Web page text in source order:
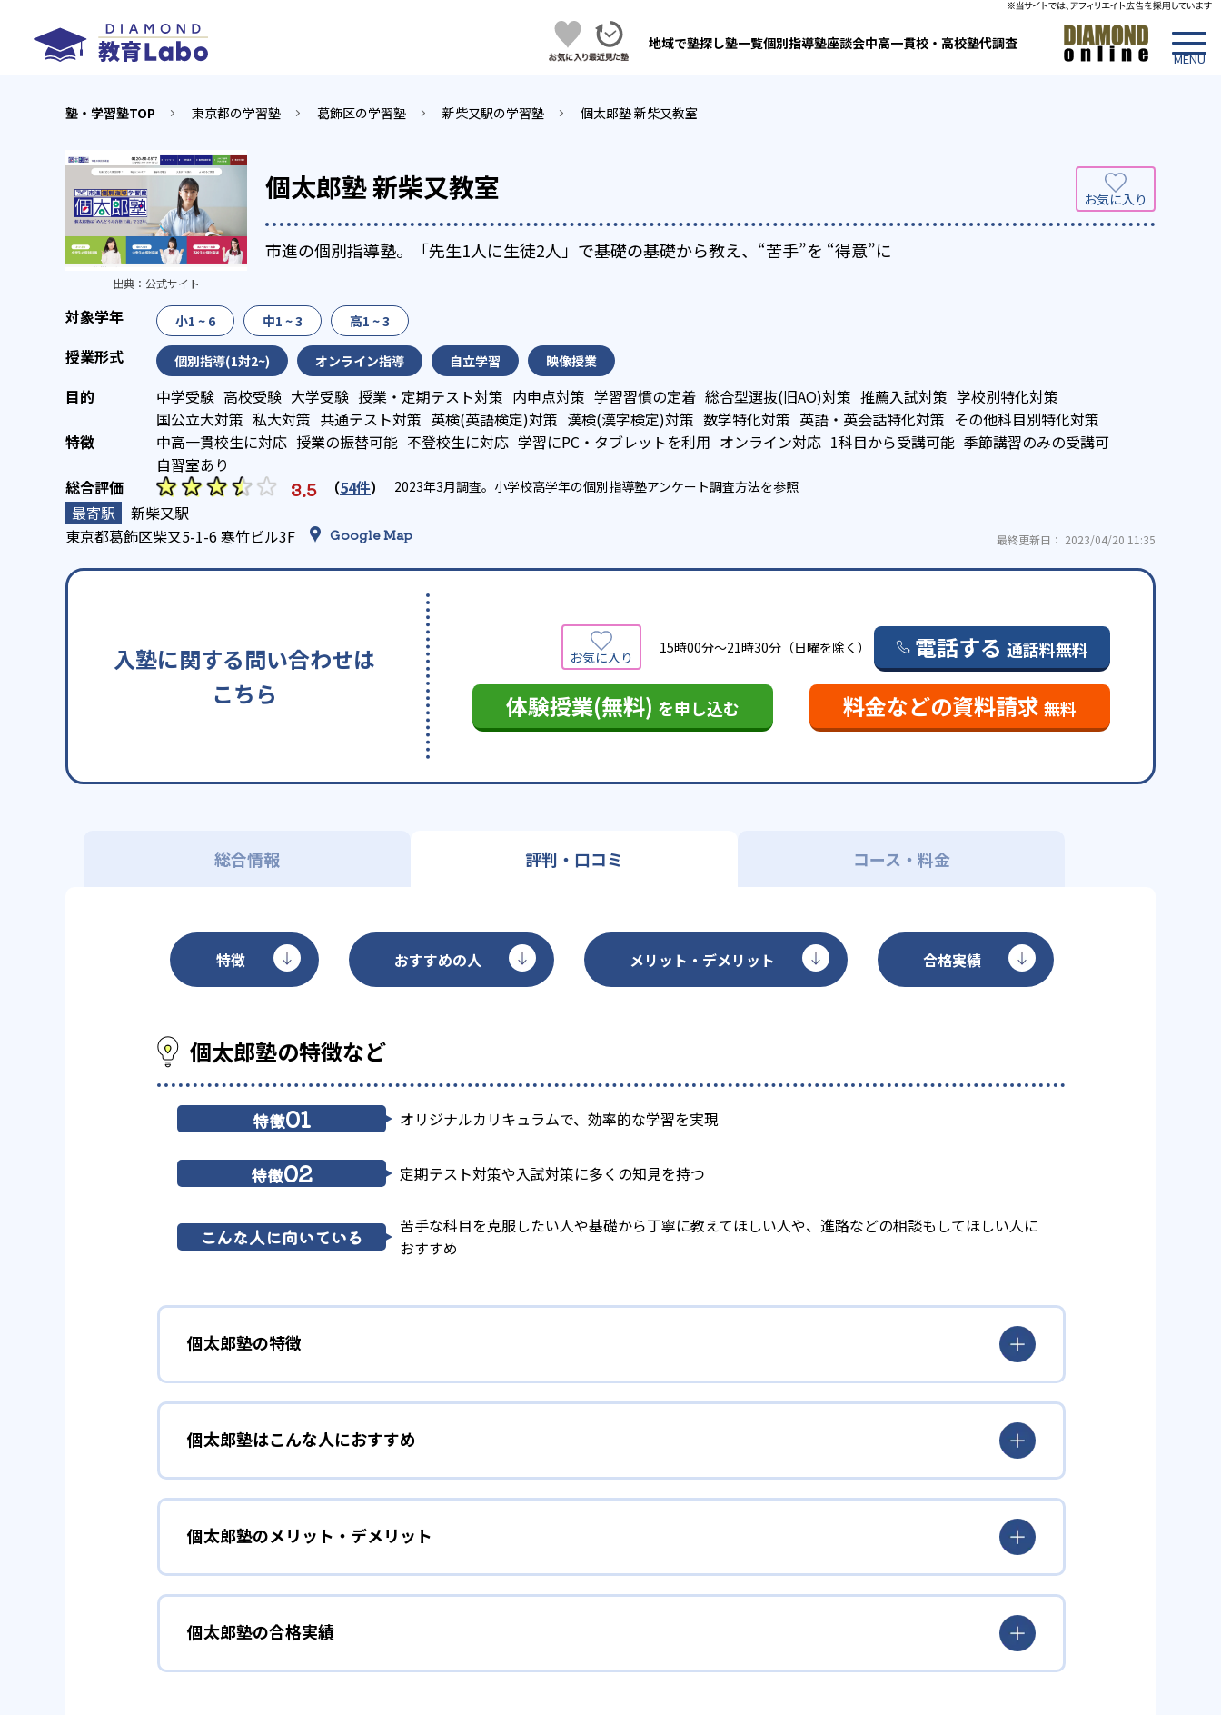
地域で塾探し塾一覧個別指導塾座談会中高一貫校・高校塾代調査
塾・学習塾TOP 東京都の学習塾 葛飾区の学習塾 新柴又駅の学習塾 個太郎塾 新柴又教室
個太郎塾 新柴又教室
市進の個別指導塾。「先生1人に生徒2人」で基礎の基礎から教え、“苦手”を “得意”に
出典： 公式サイト
小1 ~ 6 中1 ~ 3 高1 ~ 3
個別指導(1対2~) オンライン指導 自立学習 映像授業
中学受験 高校受験 大学受験 授業・定期テスト対策 内申点対策 学習習慣の定着 総合型選抜(旧AO)対策 推薦入試対策 学校別特化対策
国公立大対策 私大対策 共通テスト対策 英検(英語検定)対策 漢検(漢字検定)対策 数学特化対策 英語・英会話特化対策 その他科目別特化対策
中高一貫校生に対応 授業の振替可能 不登校生に対応 学習にPC・タブレットを利用 オンライン対応 1科目から受講可能 季節講習のみの受講可
自習室あり
3.5 （54件） 2023年3月調査。 小学校高学年の個別指導塾アンケート調査方法を参照
新柴又駅
東京都葛飾区柴又5-1-6 寒竹ビル3F
Google Map 最終更新日： 2023/04/20 11:35
入塾に関する問い合わせは
こちら
15時00分〜21時30分（日曜を除く） 電話する 通話料無料
体験授業(無料) を申し込む 料金などの資料請求 無料
総合情報 評判・口コミ コース・料金
特徴 おすすめの人 メリット・デメリット 合格実績
個太郎塾の特徴など
特徴01 オリジナルカリキュラムで、効率的な学習を実現
特徴02 定期テスト対策や入試対策に多くの知見を持つ
こんな人に向いている
苦手な科目を克服したい人や基礎から丁寧に教えてほしい人や、進路などの相談もしてほしい人に
おすすめ
個太郎塾の特徴
01 市進教育グループの個別指導塾
市進教育グループの個別指導塾である個太郎塾は、定期テスト対策や入試対策に多くの知見を持ち、また指導力と情熱を持つ講師
陣も確保している。こうした指導とともに、生徒一人ひとりの「授業でなにを学習するか」「宿題はどこが出題されるか」に向き
あう個太郎塾オリジナルカリキュラムも作成。定期テストなどの目標に向けて、効率的な学習を図っている。
02 先生1人に生徒2人という学習指導形態
個太郎塾では、「先生1人に生徒2人」という形式で個別指導を行っている。この形式により個太郎塾は、適度な緊張感を保ちなが
ら生徒自ら考えることができる学習環境の提供を実現。再復習／基礎力の養成／定着／完成まで、つまずき分野において生徒・保
護者が納得いくまで指導を行う。
個太郎塾はこんな人におすすめ
基礎の基礎から丁寧に教えてほしい人向け
個太郎塾では、以下のようなニーズを持つ人を想定して、個別指導塾を展開している。
中高一貫校・付属校の進学・進級対策をしたい
前の学年に戻ってでも気になる分野を復習したい人
個太郎塾のメリット・デメリット
どんなメリットがある？
個太郎塾には、以下のようなメリットがある。
個太郎塾の合格実績